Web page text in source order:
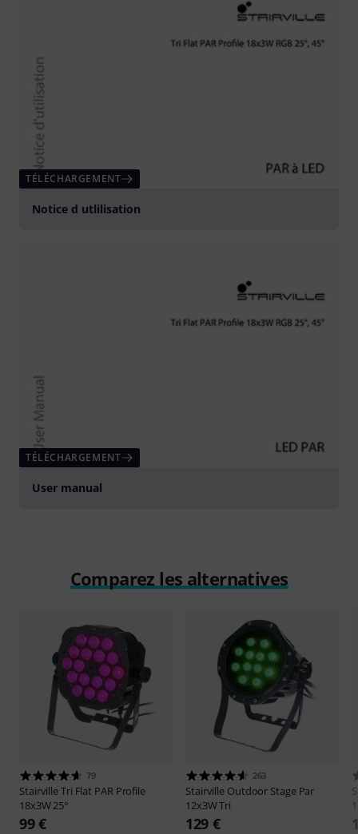
TÉLÉCHARGEMENT
Notice d utlilisation
TÉLÉCHARGEMENT
User manual
Comparez les alternatives
79
StairvilleTri Flat PAR Profile
18x3W 25°
99 €
263
Stairville Outdoor Stage Par
12x3W Tri
129 €